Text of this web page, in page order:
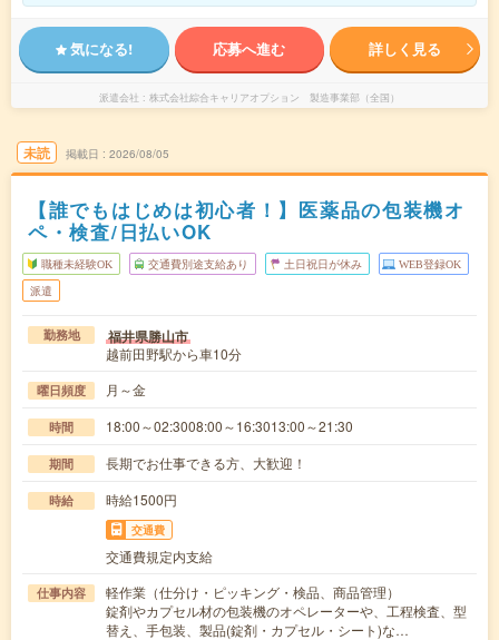
気になる! 応募へ進む 詳しく見る
派遣会社 株式会社綜合キャリアオプション 製造事業部（全国）
未読 掲載日 2026/08/05
【誰でもはじめは初心者！】医薬品の包装機オ
ペ・検査/日払いOK
職種未経験OK 交通費別途支給あり 土日祝日が休み WEB登録OK
派遣
勤務地 福井県勝山市
越前田野駅から車10分
曜日頻度 月～金
時間 18:00～02:3008:00～16:3013:00～21:30
期間 長期でお仕事できる方、大歓迎！
時給 時給1500円
交通費
交通費規定内支給
仕事内容
軽作業（仕分け・ピッキング・検品、商品管理）
錠剤やカプセル材の包装機のオペレーターや、工程検査、型
替え、手包装、製品(錠剤・カプセル・シート)な…